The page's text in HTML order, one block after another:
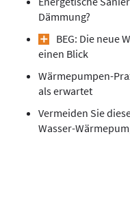
Dämmung?
BEG: Die neue
einen Blick
Wärmepumpen-
als erwartet
Vermeiden Sie
Wasser-